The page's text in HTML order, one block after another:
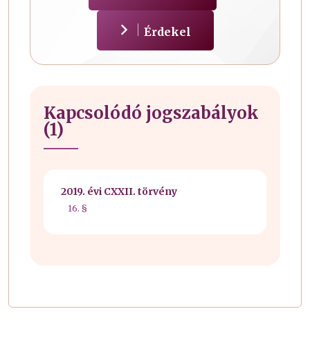
Érdekel
Kapcsolódó jogszabályok
(1)
2019. évi CXXII. törvény
16. §